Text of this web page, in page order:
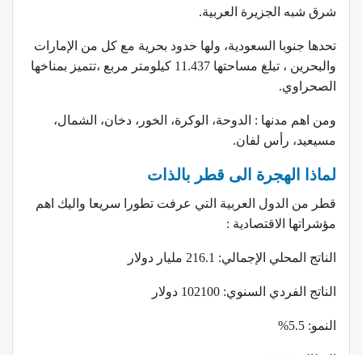
شرق شبه الجزيرة العربية.
تحدها جنوبا السعودية، ولها حدود بحرية مع كل من الإمارات
والبحرين ، تبلغ مساحتها 11.437 كيلومتر مربع ،تتميز بمناخها
الصحراوي.
ومن اهم مدنها : الدوحة، الوكرة، الخور، دخان، الشمال،
مسيعيد، رأس لفان.
لماذا الهجرة الى قطر بالذات
قطر من الدول العربية التي عرفت تطورا سريعا واليك اهم
مؤشراتها الاقتصادية :
الناتج المحلي الإجمالي: 216.1 مليار دولار
الناتج الفردي السنوي: 102100 دولار
النمو: 5.5%